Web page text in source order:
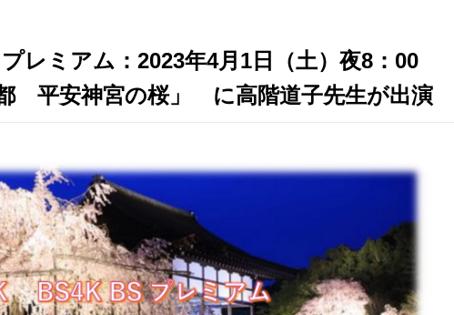
プレミアム：2023年4月1日（土）夜8：00
都 平安神宮の桜」 に高階道子先生が出演